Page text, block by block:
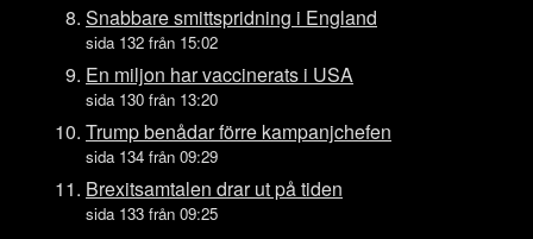
Tis 14 juli
Mån 13 juli
Sön 12 juli
Fre 10 juli
Tors 9 juli
Ons 8 juli
Snabbare smittspridning i England
sida 132 från 15:02
En miljon har vaccinerats i USA
sida 130 från 13:20
Trump benådar förre kampanjchefen
sida 134 från 09:29
Brexitsamtalen drar ut på tiden
sida 133 från 09:25